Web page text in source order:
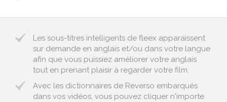
Les sous-titres intelligents de fleex apparaissent
sur demande en anglais et/ou dans votre langue
afin que vous puissiez améliorer votre anglais
tout en prenant plaisir à regarder votre film.
Avec les dictionnaires de Reverso embarqués
dans vos vidéos, vous pouvez cliquer n'importe